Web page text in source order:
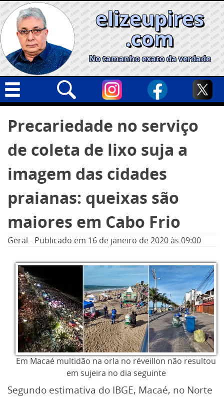
Skip
to
content
elizeupires
.com
No tamanho exato da verdade
Geral
Cidades
Política
Nacional
Opinião
Informe especial
por:
Precariedade no serviço
de coleta de lixo suja a
imagem das cidades
praianas: queixas são
maiores em Cabo Frio
Geral - Publicado em 16 de janeiro de 2020às 09:00
Em Macaé multidão na orla no réveillon não resultou
em sujeira no dia seguinte
Segundo estimativa do IBGE, Macaé, no Norte